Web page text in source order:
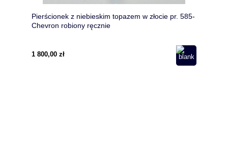
Pierścionek z niebieskim topazem w złocie pr. 585-
Chevron robiony ręcznie
1 800,00 zł